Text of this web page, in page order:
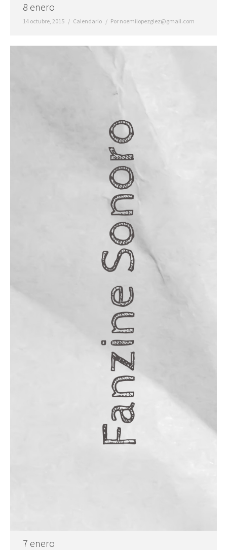
8 enero
14 octubre, 2015 Calendario Por noemilopezglez@gmail.com
7 enero